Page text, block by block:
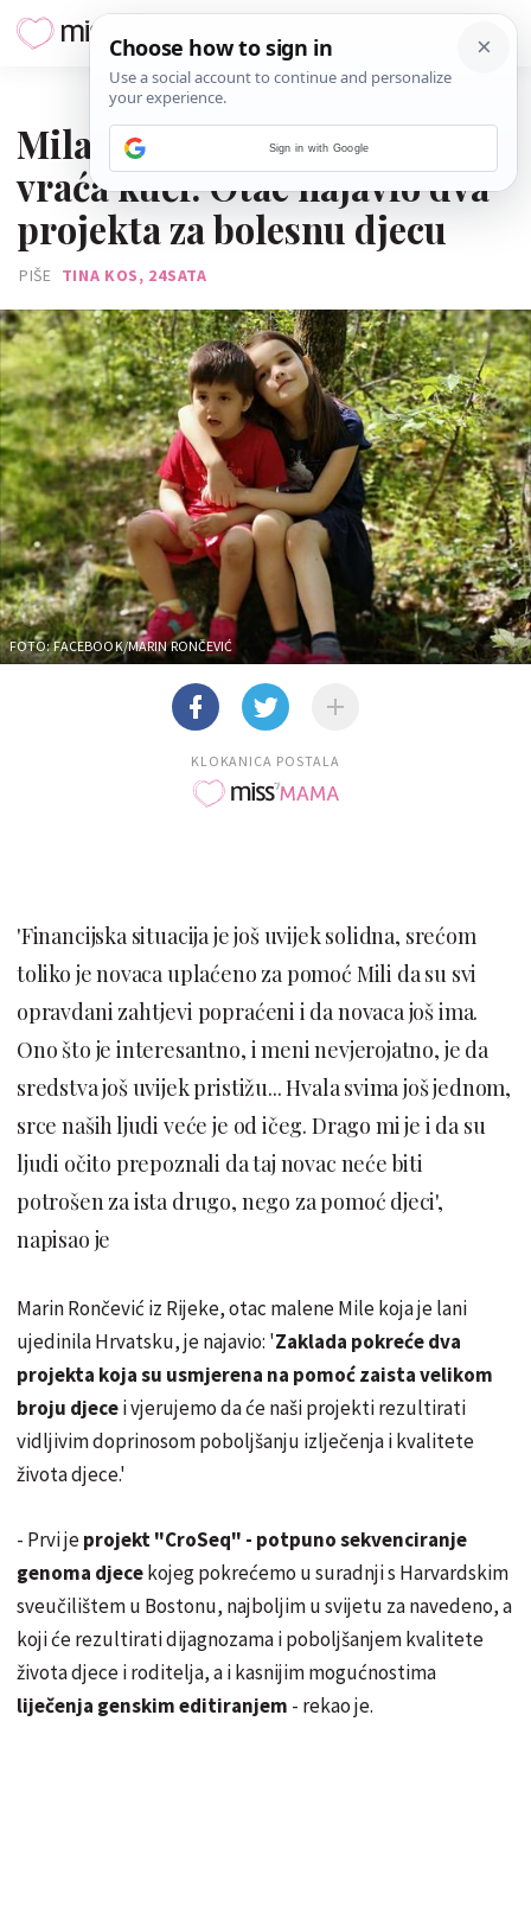
Mila Rončević uskoro se
vraća kući: Otac najavio dva
projekta za bolesnu djecu
PIŠE TINA KOS, 24SATA
FOTO: FACEBOOK/MARIN RONČEVIĆ
KLOKANICA POSTALA
'Financijska situacija je još uvijek solidna, srećom
toliko je novaca uplaćeno za pomoć Mili da su svi
opravdani zahtjevi popraćeni i da novaca još ima.
Ono što je interesantno, i meni nevjerojatno, je da
sredstva još uvijek pristižu... Hvala svima još jednom,
srce naših ljudi veće je od ičeg. Drago mi je i da su
ljudi očito prepoznali da taj novac neće biti
potrošen za ista drugo, nego za pomoć djeci',
napisao je
Marin Rončević iz Rijeke, otac malene Mile koja je lani
ujedinila Hrvatsku, je najavio: 'Zaklada pokreće dva
projekta koja su usmjerena na pomoć zaista velikom
broju djecei vjerujemo da će naši projekti rezultirati
vidljivim doprinosom poboljšanju izlječenja i kvalitete
života djece.'
- Prvi jeprojekt "CroSeq" - potpuno sekvenciranje
genoma djecekojeg pokrećemo u suradnji s Harvardskim
sveučilištem u Bostonu, najboljim u svijetu za navedeno, a
koji će rezultirati dijagnozama i poboljšanjem kvalitete
života djece i roditelja, a i kasnijim mogućnostima
liječenja genskim editiranjem - rekao je.
Sign in with Google